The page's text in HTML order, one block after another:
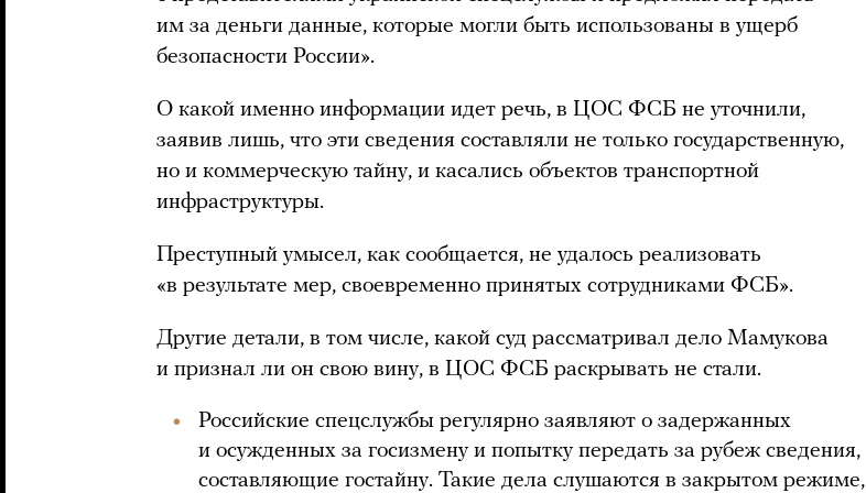
им за деньги данные, которые могли быть использованы в ущерб
безопасности России».
О какой именно информации идет речь, в ЦОС ФСБ не уточнили,
заявив лишь, что эти сведения составляли не только государственную,
но и коммерческую тайну, и касались объектов транспортной
инфраструктуры.
Преступный умысел, как сообщается, не удалось реализовать
«в результате мер, своевременно принятых сотрудниками ФСБ».
Другие детали, в том числе, какой суд рассматривал дело Мамукова
и признал ли он свою вину, в ЦОС ФСБ раскрывать не стали.
Российские спецслужбы регулярно заявляют о задержанных
и осужденных за госизмену и попытку передать за рубеж сведения,
составляющие гостайну. Такие дела слушаются в закрытом режиме,